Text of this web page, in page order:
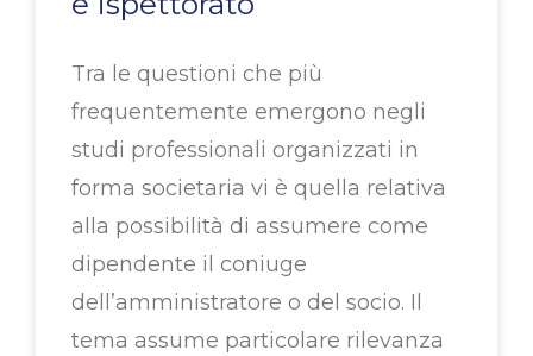
Tra le questioni che più
frequentemente emergono negli
studi professionali organizzati in
forma societaria vi è quella relativa
alla possibilità di assumere come
dipendente il coniuge
dell’amministratore o del socio. Il
tema assume particolare rilevanza